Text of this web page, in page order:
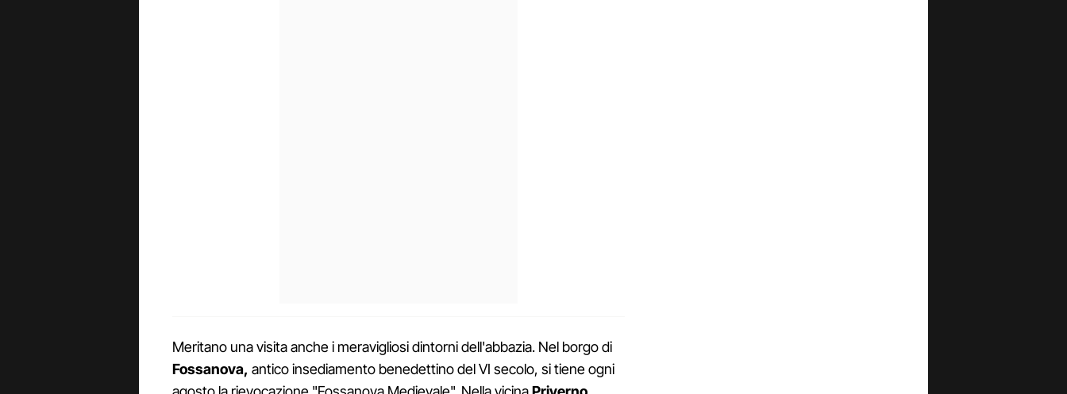
Meritano una visita anche i meravigliosi dintorni dell'abbazia. Nel borgo di
Fossanova, antico insediamento benedettino del VI secolo, si tiene ogni